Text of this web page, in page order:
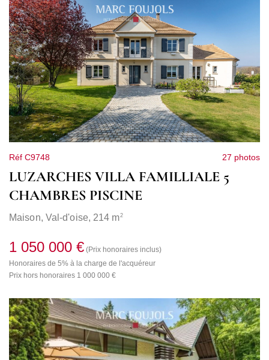
Réf C9748 27 photos
LUZARCHES VILLA FAMILLIALE 5
CHAMBRES PISCINE
Maison, Val-d'oise, 214 m2
1 050 000 € (Prix honoraires inclus)
Honoraires de 5% à la charge de l'acquéreur
Prix hors honoraires 1 000 000 €